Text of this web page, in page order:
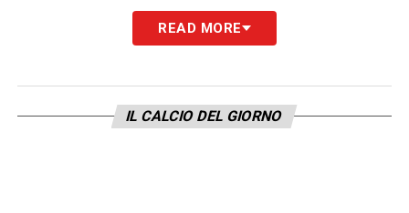
READ MORE
IL CALCIO DEL GIORNO